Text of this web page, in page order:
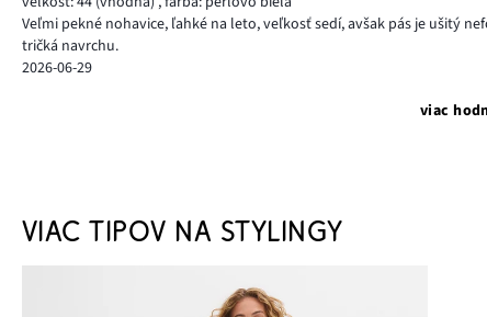
Veľmi pekné nohavice, ľahké na leto, veľkosť sedí, avšak pás je ušitý
tričká navrchu.
2026-06-29
viac
VIAC TIPOV NA STYLINGY